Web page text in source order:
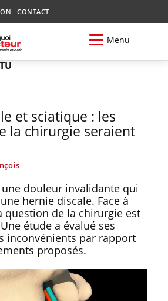
CONTACT
Menu
et sciatique : les
la chirurgie seraient
douleur invalidante qui
hernie discale. Face à
question de la chirurgie est
étude a évalué ses
inconvénients par rapport
proposés.